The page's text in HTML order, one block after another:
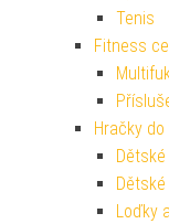
Tenis
Fitness
Hračky do
Loďky